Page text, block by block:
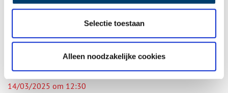
Selectie toestaan
Alleen noodzakelijke cookies
Aanvullingen
Willy vanLoon schreef:
14/03/2025 om 12:30